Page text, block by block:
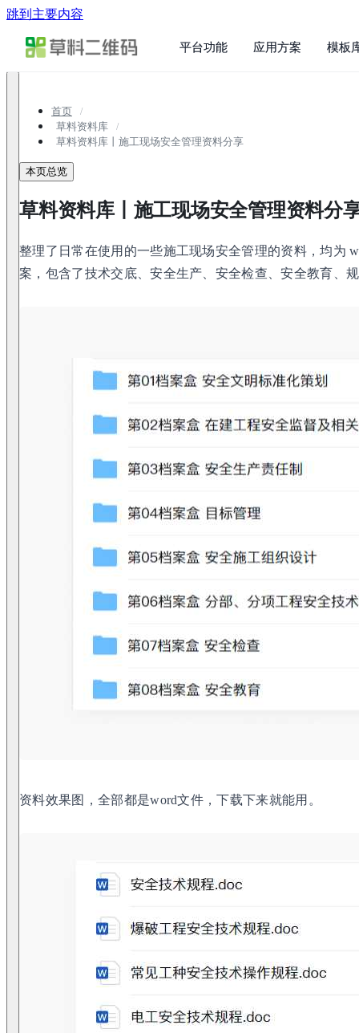
跳到主要内容
平台功能 应用方案 模板
首页
草料资料库
草料资料库丨施工现场安全管理资料分享
本页总览
草料资料库丨施工现场安全管理资料分
整理了日常在使用的一些施工现场安全管理的资料，均为
案，包含了技术交底、安全生产、安全检查、安全教育、
资料效果图，全部都是word文件，下载下来就能用。